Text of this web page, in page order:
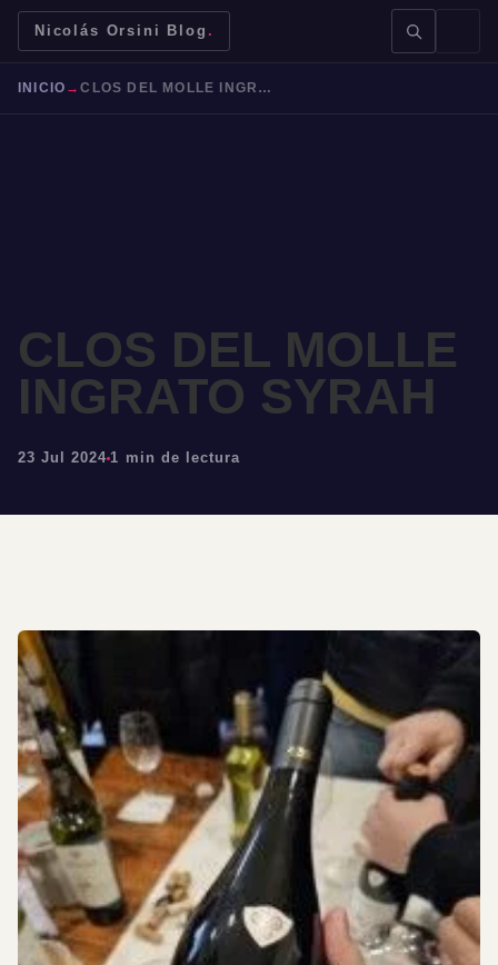
Nicolás Orsini Blog .
Mendoza Malbec Bodegas Jujuy
INICIO → CLOS DEL MOLLE INGRATO SYRAH
CLOS DEL MOLLE
INGRATO SYRAH
23 Jul 2024 1 min de lectura